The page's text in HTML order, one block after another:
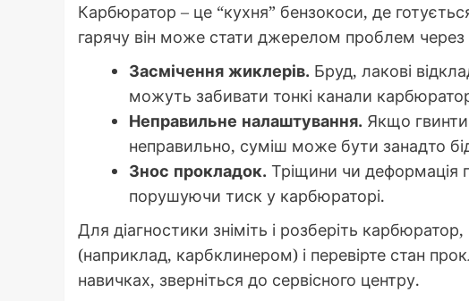
Карбюратор – це “кухня” бензокоси, де
гарячу він може стати джерелом проблем через
Засмічення жиклерів. Бруд, лакові
можуть забивати тонкі канали
Неправильне налаштування. Якщо
неправильно, суміш може бути занадто
Знос прокладок. Тріщини чи деформація
порушуючи тиск у карбюраторі.
Для діагностики зніміть і розберіть
(наприклад, карбклинером) і перевірте стан
навичках, зверніться до сервісного центру.